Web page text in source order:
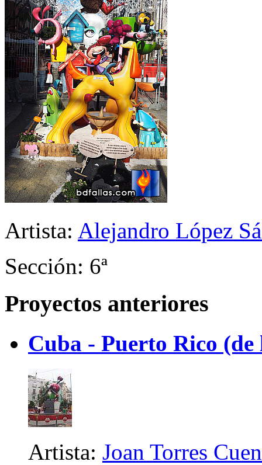
Artista: Alejandro López
Sección: 6ª
Proyectos anteriores
Cuba - Puerto Rico
Artista: Joan Torres